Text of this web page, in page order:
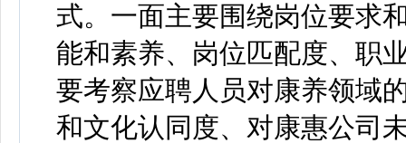
式。一面主要围绕岗位要求
能和素养、岗位匹配度、职
要考察应聘人员对康养领域
和文化认同度、对康惠公司